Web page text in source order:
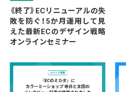
《終了》ECリニューアルの失
敗を防ぐ！5か月運用して見
えた最新ECのデザイン戦略
オンラインセミナー